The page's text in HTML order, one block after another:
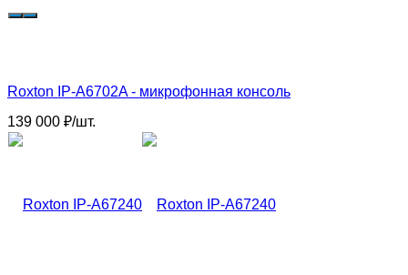
Roxton IP-A6702A - микрофонная консоль
139 000 ₽/шт.